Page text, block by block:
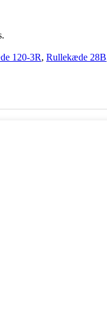
120-3R, Rullekæde 28B